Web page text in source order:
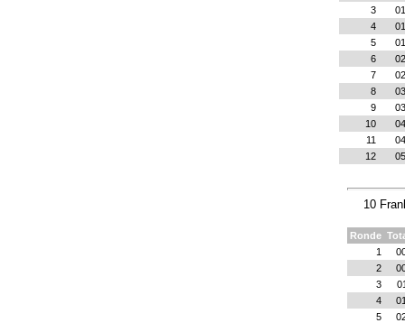
3
4
5
6
7
8
9
10
11
12
10
Ronde
1
2
3
4
5